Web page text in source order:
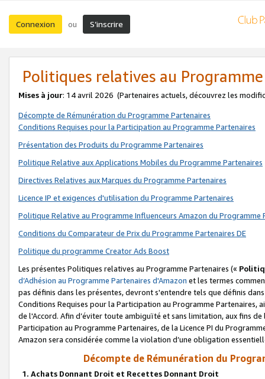
Connexion ou S’inscrire
Politiques relatives au
Mises à jour: 14 avril 2026 (Partenaires actuels, découvrez les
Décompte de Rémunération du Programme Partenaires
Conditions Requises pour la Participation au Programme Partenaires
Présentation des Produits du Programme Partenaires
Politique Relative aux Applications Mobiles du Programme Partenaires
Directives Relatives aux Marques du Programme Partenaires
Licence IP et exigences d'utilisation du Programme Partenaires
Politique Relative au Programme Influenceurs Amazon du Programme
Conditions du Comparateur de Prix du Programme Partenaires DE
Politique du programme Creator Ads Boost
Les présentes Politiques relatives au Programme Partenaires («
d’Adhésion au Programme Partenaires d'Amazon et les termes
pas définis dans les présentes, devront s'entendre tels que définis
Conditions Requises pour la Participation au Programme Partenaires,
de l'Accord. Afin d’éviter toute ambiguïté et sans limitation, aux fins
Participation au Programme Partenaires, de la Licence PI du
Amazon sera considérée comme la violation d’une obligation
Décompte de Rémunération du
1. Achats Donnant Droit et Recettes Donnant Droit